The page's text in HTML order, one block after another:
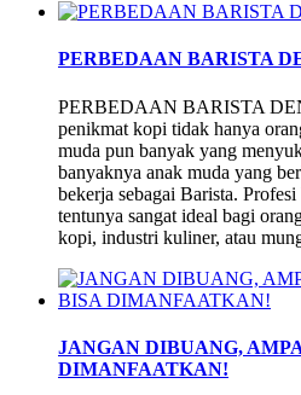
PERBEDAAN BARISTA
PERBEDAAN BARISTA
penikmat kopi tidak hanya
muda pun banyak yang
banyaknya anak muda yang
bekerja sebagai Barista.
tentunya sangat ideal bagi
kopi, industri kuliner, atau
JANGAN DIBUANG,
DIMANFAATKAN!